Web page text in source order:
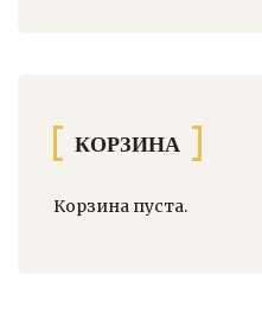
КОРЗИНА
Корзина пуста.